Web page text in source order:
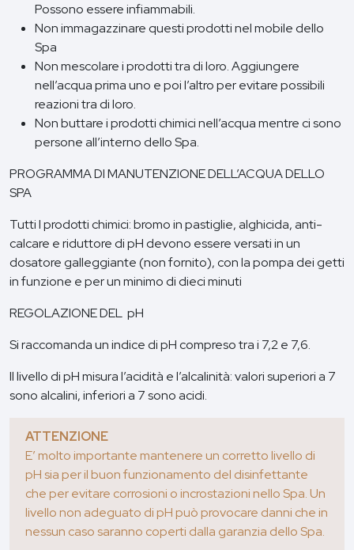
Possono essere infiammabili.
Non immagazzinare questi prodotti nel mobile dello
Spa
Non mescolare i prodotti tra di loro. Aggiungere
nell’acqua prima uno e poi l’altro per evitare possibili
reazioni tra di loro.
Non buttare i prodotti chimici nell’acqua mentre ci sono
persone all’interno dello Spa.
PROGRAMMA DI MANUTENZIONE DELL’ACQUA DELLO
SPA
Tutti I prodotti chimici: bromo in pastiglie, alghicida, anti-
calcare e riduttore di pH devono essere versati in un
dosatore galleggiante (non fornito), con la pompa dei getti
in funzione e per un minimo di dieci minuti
REGOLAZIONE DEL pH
Si raccomanda un indice di pH compreso tra i 7,2 e 7,6.
Il livello di pH misura l’acidità e l’alcalinità: valori superiori a 7
sono alcalini, inferiori a 7 sono acidi.
ATTENZIONE
E’ molto importante mantenere un corretto livello di
pH sia per il buon funzionamento del disinfettante
che per evitare corrosioni o incrostazioni nello Spa. Un
livello non adeguato di pH può provocare danni che in
nessun caso saranno coperti dalla garanzia dello Spa.